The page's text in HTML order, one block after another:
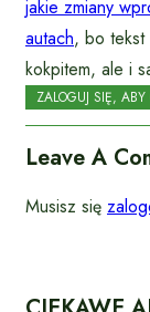
jakie zmiany
autach, bo tekst
kokpitem, ale i
ZALOGUJ SIĘ,
Leave A
Musisz się